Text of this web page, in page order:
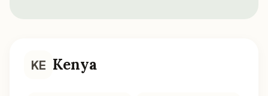
KE Kenya